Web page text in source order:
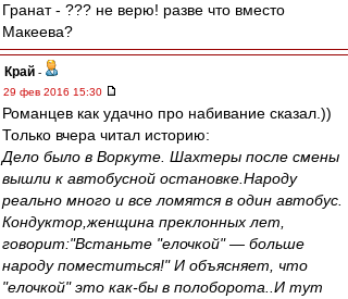
Гранат - ??? не верю! разве что вместо
Макеева?
Край -
29 фев 2016 15:30
Романцев как удачно про набивание сказал.))
Только вчера читал историю:
Дело было в Воркуте. Шахтеры после смены
вышли к автобусной остановке.Народу
реально много и все ломятся в один автобус.
Кондуктор,женщина преклонных лет,
говорит:"Встаньте "елочкой" — больше
народу поместиться!" И объясняет, что
"елочкой" это как-бы в полоборота..И тут